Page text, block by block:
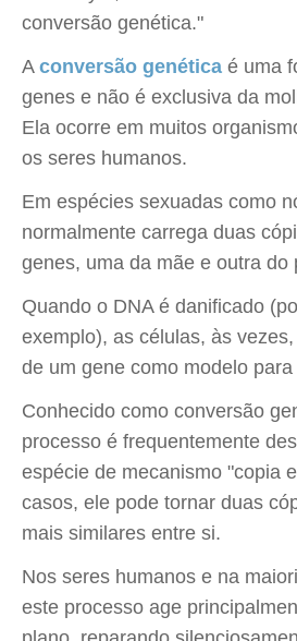
conversão genética."
A conversão genética é uma
genes e não é exclusiva da
Ela ocorre em muitos
os seres humanos.
Em espécies sexuadas como
normalmente carrega duas
genes, uma da mãe e outra do
Quando o DNA é danificado
exemplo), as células, às
de um gene como modelo
Conhecido como conversão
processo é frequentemente
espécie de mecanismo "copia
casos, ele pode tornar duas
mais similares entre si.
Nos seres humanos e na
este processo age